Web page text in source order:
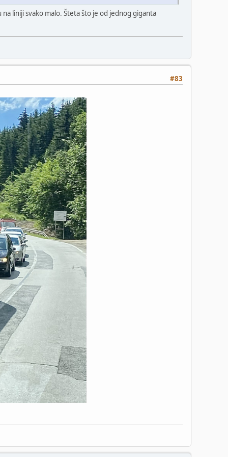
liniji svako malo. Šteta što je od jednog giganta
#83